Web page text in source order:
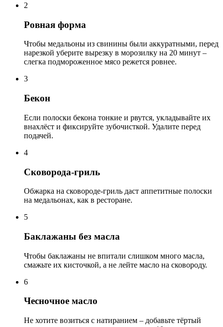
2
Ровная форма
Чтобы медальоны из свинины были аккуратными, перед
нарезкой уберите вырезку в морозилку на 20 минут –
слегка подмороженное мясо режется ровнее.
3
Бекон
Если полоски бекона тонкие и рвутся, укладывайте их
внахлёст и фиксируйте зубочисткой. Удалите перед
подачей.
4
Сковорода-гриль
Обжарка на сковороде-гриль даст аппетитные полоски
на медальонах, как в ресторане.
5
Баклажаны без масла
Чтобы баклажаны не впитали слишком много масла,
смажьте их кисточкой, а не лейте масло на сковороду.
6
Чесночное масло
Не хотите возиться с натиранием – добавьте тёртый